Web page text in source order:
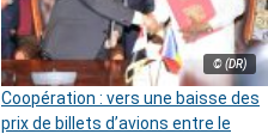
© (DR)
Coopération : vers une baisse des
prix de billets d’avions entre le